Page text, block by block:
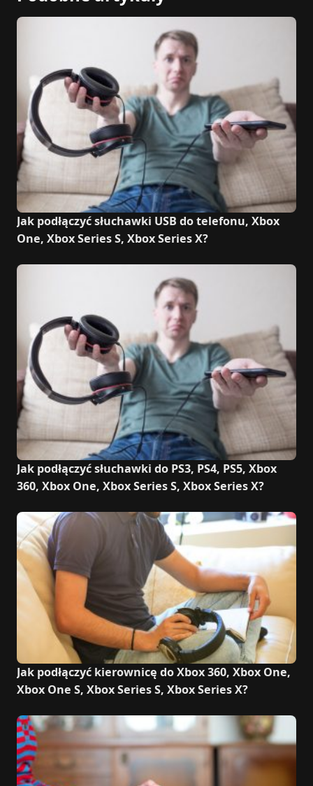
Jak podłączyć słuchawki USB do telefonu, Xbox
One, Xbox Series S, Xbox Series X?
Jak podłączyć słuchawki do PS3, PS4, PS5, Xbox
360, Xbox One, Xbox Series S, Xbox Series X?
Jak podłączyć kierownicę do Xbox 360, Xbox One,
Xbox One S, Xbox Series S, Xbox Series X?